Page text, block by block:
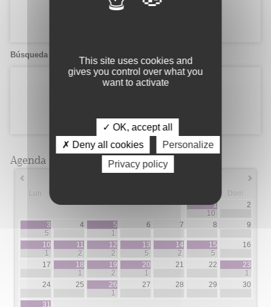
Búsqueda de candidatos
Agenda
Lun
Dom
1
10
2
3
5
4
5
1
6 7 8 9
10
1
11
2
12
2
13
5
14
2
15
5
16
17
18
1
19
2
20
1
21 22
23
1
24
25
26
1
27 28 29 30
31
This site uses cookies and
gives you control over what you
want to activate
✓ OK, accept all
✗ Deny all cookies
Personalize
Privacy policy